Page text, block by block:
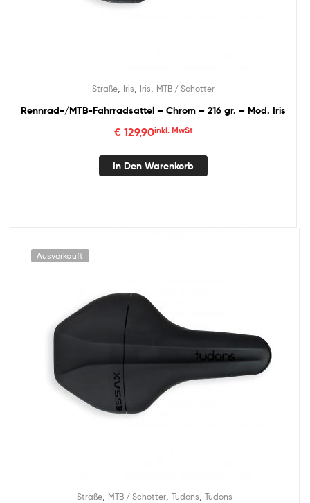
Straße Iris Iris MTB / Schotter
Rennrad-/MTB-Fahrradsattel – Chrom – 216 gr. – Mod. Iris
€129,90inkl. MwSt
In Den Warenkorb
Ausverkauft
Straße MTB / Schotter Tudons Tudons